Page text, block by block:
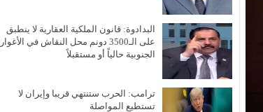
البدادوة: قانون الملكية العقارية لا ينطبق
على الـ3500 دونم محل النقاش في الأغوار
الجنوبية حالياً أو مستقبلاً
ترامب: الحرب ستنتهي قريبا وإيران لا
تستطيع المواصلة